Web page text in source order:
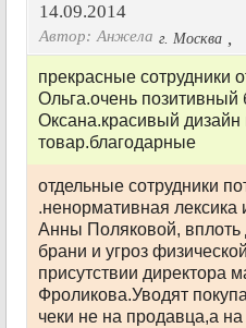
14.09.2014
Автор: Анжела ,
г. Москва
прекрасные сотрудники
Ольга.очень позитивный
Оксана.красивый
товар.благодарные
отдельные сотрудники
.ненормативная лексика
Анны Поляковой, вплоть
брани и угроз
присутствии директора
Фроликова.Уводят
чеки не на продавца,а